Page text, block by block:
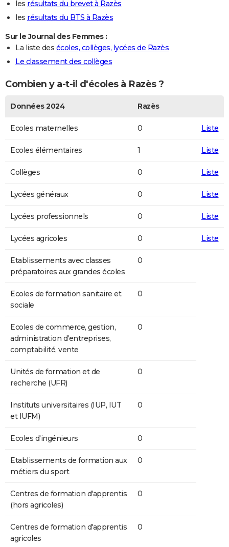
les résultats du brevet à Razès
les résultats du BTS à Razès
Sur le Journal des Femmes :
La liste des écoles, collèges, lycées de Razès
Le classement des collèges
Combien y a-t-il d'écoles à Razès ?
Données 2024 Razès
Ecoles maternelles 0 Liste
Ecoles élémentaires 1 Liste
Collèges 0 Liste
Lycées généraux 0 Liste
Lycées professionnels 0 Liste
Lycées agricoles 0 Liste
Etablissements avec classes
préparatoires aux grandes écoles
0
Ecoles de formation sanitaire et
sociale
0
Ecoles de commerce, gestion,
administration d'entreprises,
comptabilité, vente
0
Unités de formation et de
recherche (UFR)
0
Instituts universitaires (IUP, IUT
et IUFM)
0
Ecoles d'ingénieurs 0
Etablissements de formation aux
métiers du sport
0
Centres de formation d'apprentis
(hors agricoles)
0
Centres de formation d'apprentis
agricoles
0